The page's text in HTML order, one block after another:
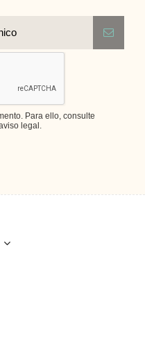
Para ello, consulte
legal.